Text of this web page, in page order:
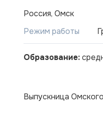
Россия, Омск
Режим работы
Образование:
Выпускница